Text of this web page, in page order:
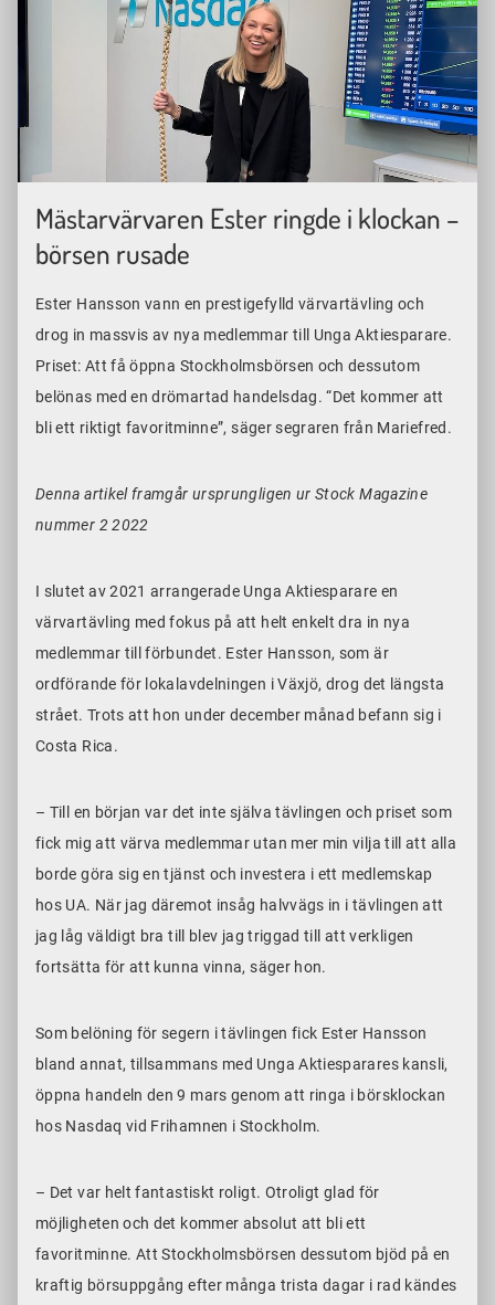
Mästarvärvaren Ester ringde i klockan –
börsen rusade
Ester Hansson vann en prestigefylld värvartävling och
drog in massvis av nya medlemmar till Unga Aktiesparare.
Priset: Att få öppna Stockholmsbörsen och dessutom
belönas med en drömartad handelsdag. “Det kommer att
bli ett riktigt favoritminne”, säger segraren från Mariefred.
Denna artikel framgår ursprungligen ur Stock Magazine
nummer 2 2022
I slutet av 2021 arrangerade Unga Aktiesparare en
värvartävling med fokus på att helt enkelt dra in nya
medlemmar till förbundet. Ester Hansson, som är
ordförande för lokalavdelningen i Växjö, drog det längsta
strået. Trots att hon under december månad befann sig i
Costa Rica.
– Till en början var det inte själva tävlingen och priset som
fick mig att värva medlemmar utan mer min vilja till att alla
borde göra sig en tjänst och investera i ett medlemskap
hos UA. När jag däremot insåg halvvägs in i tävlingen att
jag låg väldigt bra till blev jag triggad till att verkligen
fortsätta för att kunna vinna, säger hon.
Som belöning för segern i tävlingen fick Ester Hansson
bland annat, tillsammans med Unga Aktiesparares kansli,
öppna handeln den 9 mars genom att ringa i börsklockan
hos Nasdaq vid Frihamnen i Stockholm.
– Det var helt fantastiskt roligt. Otroligt glad för
möjligheten och det kommer absolut att bli ett
favoritminne. Att Stockholmsbörsen dessutom bjöd på en
kraftig börsuppgång efter många trista dagar i rad kändes